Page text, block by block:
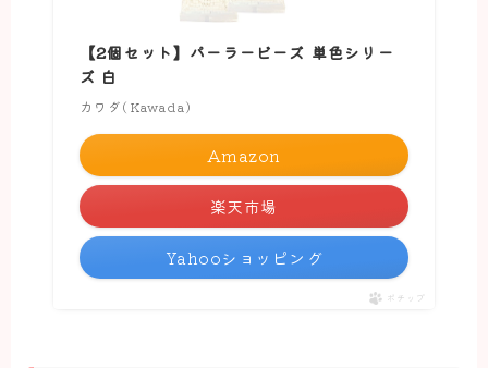
【2個セット】パーラービーズ 単色シリー
ズ 白
カワダ(Kawada)
Amazon
楽天市場
Yahooショッピング
ポチップ